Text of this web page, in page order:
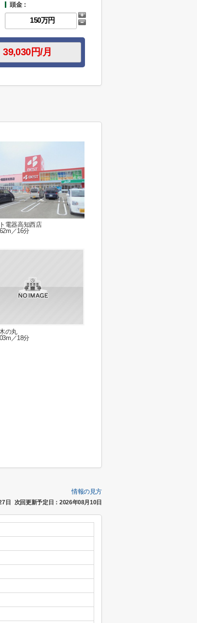
頭金：
電器高知西店
／16分
の丸
／18分
情報の見方
日 次回更新予定日：2026年08月10日